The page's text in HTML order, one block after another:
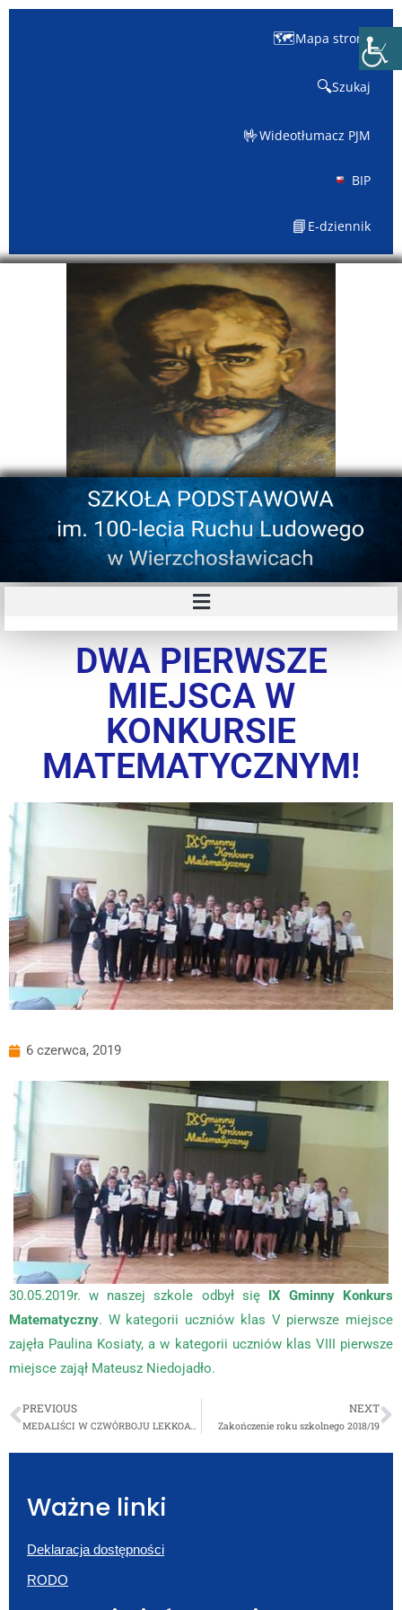
🗺️Mapa strony
🔍Szukaj
🤟Wideotłumacz PJM
BIP
📘 E-dziennik
DWA PIERWSZE
MIEJSCA W
KONKURSIE
MATEMATYCZNYM!
6 czerwca, 2019
30.05.2019r. w naszej szkole odbył się IX Gminny Konkurs
Matematyczny. W kategorii uczniów klas V pierwsze miejsce
zajęła Paulina Kosiaty, a w kategorii uczniów klas VIII pierwsze
miejsce zajął Mateusz Niedojadło.
PREVIOUS NEXT
Zakończenie roku szkolnego 2018/19
Ważne linki
Deklaracja dostępności
RODO